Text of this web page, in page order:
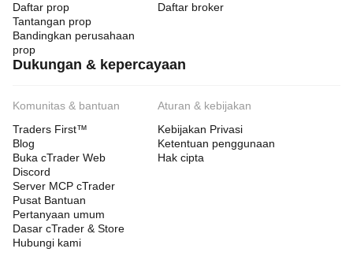
Daftar prop
Tantangan prop
Bandingkan perusahaan
prop
Daftar broker
Dukungan & kepercayaan
Komunitas & bantuan
Traders First™
Blog
Buka cTrader Web
Discord
Server MCP cTrader
Pusat Bantuan
Pertanyaan umum
Dasar cTrader & Store
Hubungi kami
Aturan & kebijakan
Kebijakan Privasi
Ketentuan penggunaan
Hak cipta